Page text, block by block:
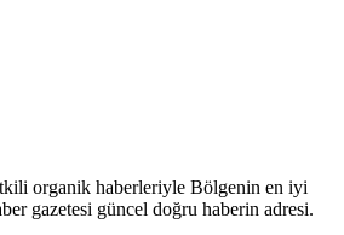
organik haberleriyle Bölgenin en iyi
gazetesi güncel doğru haberin adresi.